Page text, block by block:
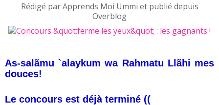
Rédigé par Apprends Moi Ummi et publié depuis
Overblog
As-salãmu `alaykum wa Rahmatu Llãhi mes
douces!
Le concours est déjà terminé ((